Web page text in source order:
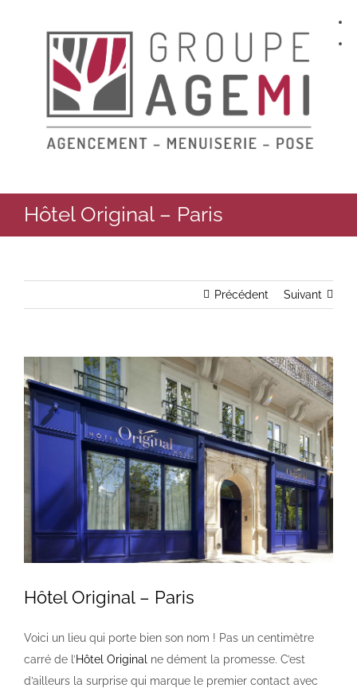
Hôtel Original – Paris
Précédent Suivant
Voir
l'image
agrandie
Hôtel Original – Paris
Voici un lieu qui porte bien son nom ! Pas un centimètre
carré de l’Hôtel Original
ne dément la promesse. C’est
d’ailleurs la surprise qui marque le premier contact avec